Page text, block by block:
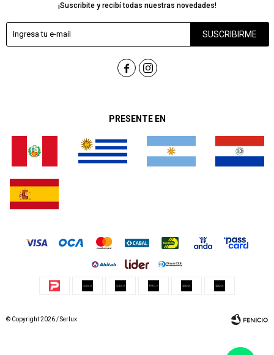
PRESENTE EN
¡Suscribite y recibí todas nuestras novedades!
SUSCRIBIRME
 
© Copyright 2026 / Serlux